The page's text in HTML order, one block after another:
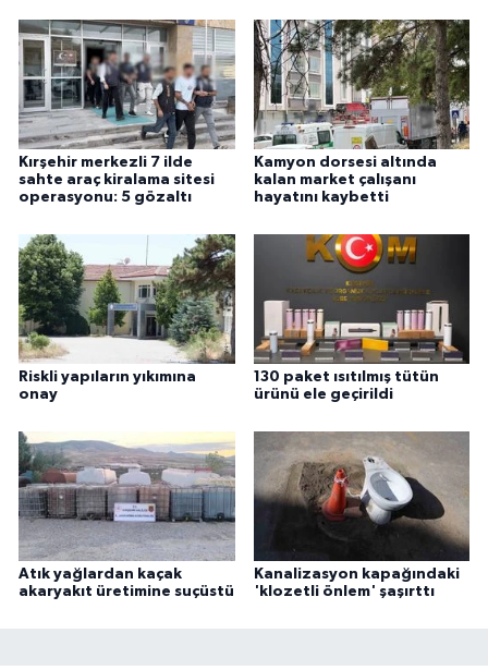
Kırşehir merkezli 7 ilde
sahte araç kiralama sitesi
operasyonu: 5 gözaltı
Kamyon dorsesi altında
kalan market çalışanı
hayatını kaybetti
Riskli yapıların yıkımına
onay
130 paket ısıtılmış tütün
ürünü ele geçirildi
Atık yağlardan kaçak
akaryakıt üretimine suçüstü
Kanalizasyon kapağındaki
'klozetli önlem' şaşırttı